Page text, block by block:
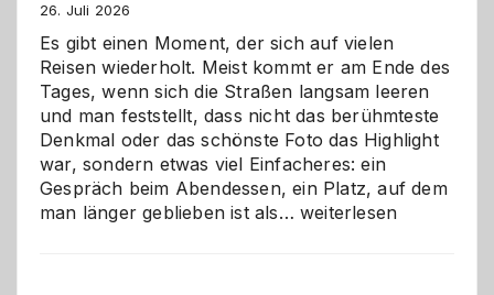
26. Juli 2026
Es gibt einen Moment, der sich auf vielen
Reisen wiederholt. Meist kommt er am Ende des
Tages, wenn sich die Straßen langsam leeren
und man feststellt, dass nicht das berühmteste
Denkmal oder das schönste Foto das Highlight
war, sondern etwas viel Einfacheres: ein
Gespräch beim Abendessen, ein Platz, auf dem
man länger geblieben ist als… Als
weiterlesen